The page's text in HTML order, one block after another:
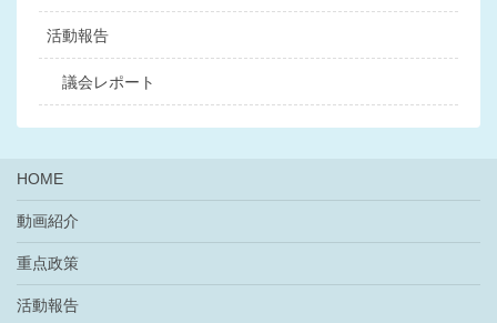
活動報告
議会レポート
HOME
動画紹介
重点政策
活動報告